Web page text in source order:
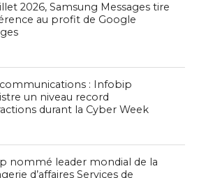
2026, Samsung Messages tire
au profit de Google
: Infobip
un niveau record
durant la Cyber Week
nommé leader mondial de la
d’affaires Services de